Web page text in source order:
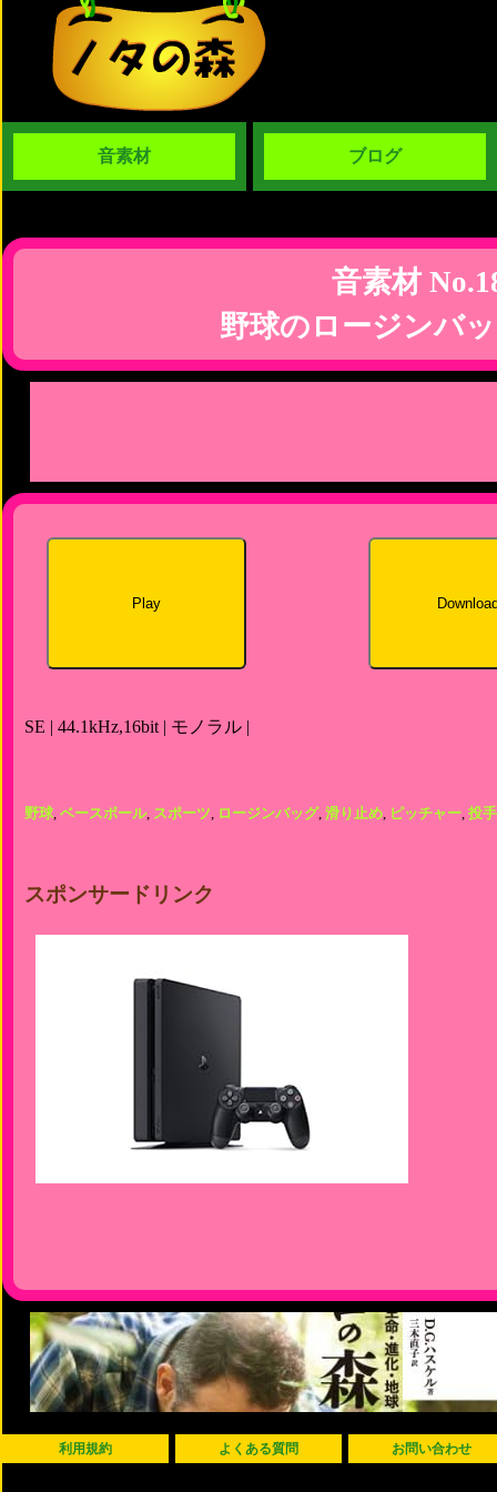
音素材 ブログ
音素材
野球のロージンバ
Play
SE | 44.1kHz,16bit | モノラル |
野球, ベースボール, スポーツ, ロージンバッグ, 滑り止め, ピッチャー, 投手
スポンサードリンク
利用規約 よくある質問 お問い合わせ